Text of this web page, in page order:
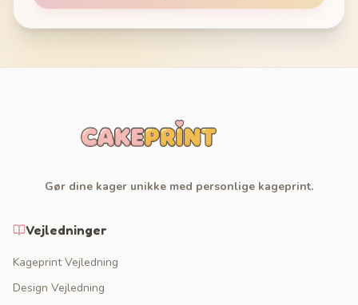
Gør dine kager unikke med personlige kageprint.
Vejledninger
Kageprint Vejledning
Design Vejledning